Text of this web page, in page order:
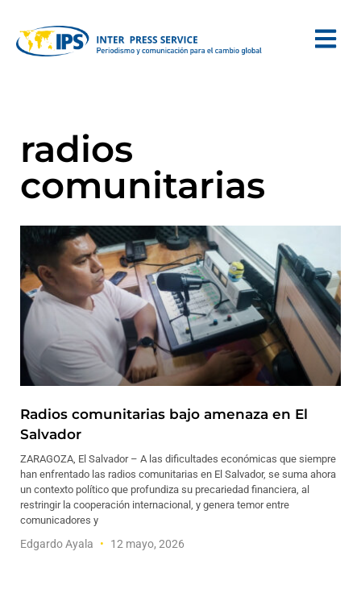
radios
comunitarias
Radios comunitarias bajo amenaza en El
Salvador
ZARAGOZA, El Salvador – A las dificultades económicas que siempre
han enfrentado las radios comunitarias en El Salvador, se suma ahora
un contexto político que profundiza su precariedad financiera, al
restringir la cooperación internacional, y genera temor entre
comunicadores y
Edgardo Ayala 12 mayo, 2026